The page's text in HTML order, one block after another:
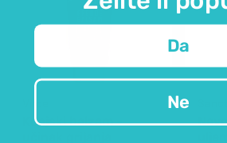
Konjski balzam -
Da
Ne